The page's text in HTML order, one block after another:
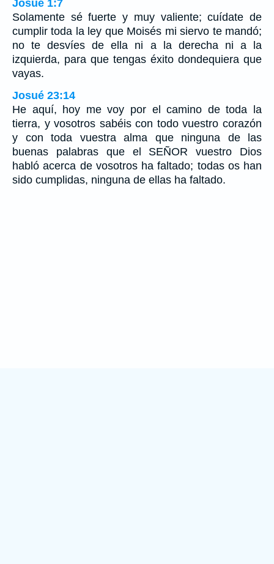
Josué 1:7
Solamente sé fuerte y muy valiente; cuídate de
cumplir toda la ley que Moisés mi siervo te mandó;
no te desvíes de ella ni a la derecha ni a la
izquierda, para que tengas éxito dondequiera que
vayas.
Josué 23:14
He aquí, hoy me voy por el camino de toda la
tierra, y vosotros sabéis con todo vuestro corazón
y con toda vuestra alma que ninguna de las
buenas palabras que el SEÑOR vuestro Dios
habló acerca de vosotros ha faltado; todas os han
sido cumplidas, ninguna de ellas ha faltado.